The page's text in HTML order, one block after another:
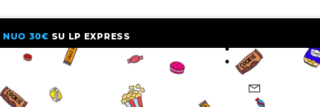
NUO 30€ SU LP EXPRESS